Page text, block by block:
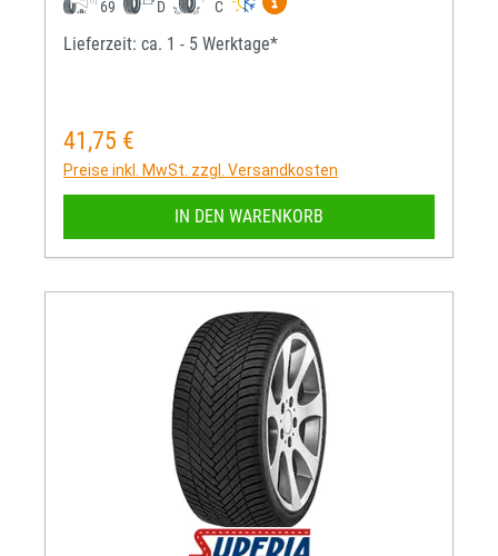
69 D C
Lieferzeit: ca. 1 - 5 Werktage*
Regulärer Preis:
41,75 €
Preise inkl. MwSt. zzgl. Versandkosten
IN DEN WARENKORB